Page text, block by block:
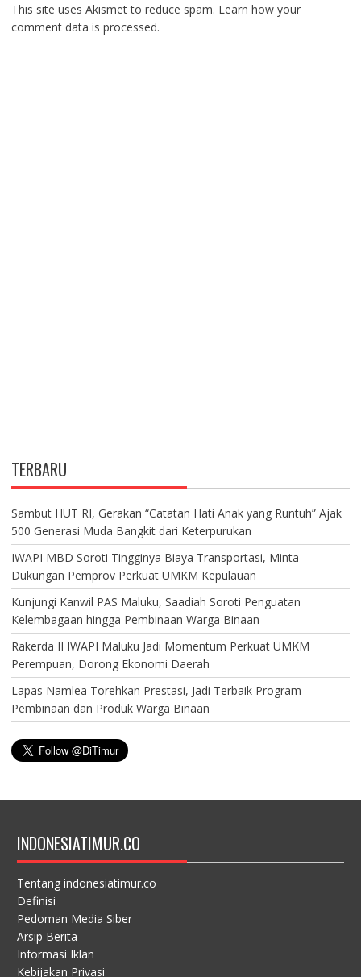
This site uses Akismet to reduce spam. Learn how your
comment data is processed.
TERBARU
Sambut HUT RI, Gerakan “Catatan Hati Anak yang Runtuh” Ajak
500 Generasi Muda Bangkit dari Keterpurukan
IWAPI MBD Soroti Tingginya Biaya Transportasi, Minta
Dukungan Pemprov Perkuat UMKM Kepulauan
Kunjungi Kanwil PAS Maluku, Saadiah Soroti Penguatan
Kelembagaan hingga Pembinaan Warga Binaan
Rakerda II IWAPI Maluku Jadi Momentum Perkuat UMKM
Perempuan, Dorong Ekonomi Daerah
Lapas Namlea Torehkan Prestasi, Jadi Terbaik Program
Pembinaan dan Produk Warga Binaan
INDONESIATIMUR.CO
Tentang indonesiatimur.co
Definisi
Pedoman Media Siber
Arsip Berita
Informasi Iklan
Kebijakan Privasi